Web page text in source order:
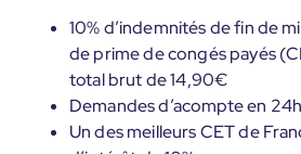
10% d’indemnités de fin de
de prime de congés payés
total brut de 14,90€
Demandes d’acompte en 24h
Un des meilleurs CET de